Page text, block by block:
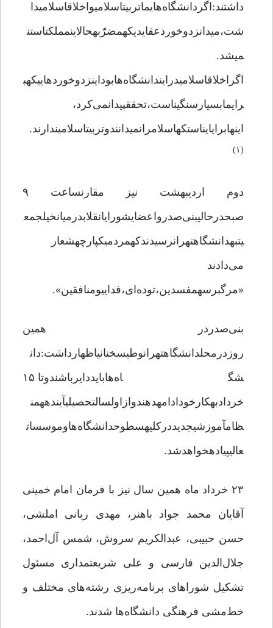
داشتند:اگردانشگاه‌هایماتربیتاسلامیواخلاقاسلامیدا
شت،میدانزدوخوردعقایدیکهمضرّبهحالاینمملکتاستن
می‎شد.
اگراخلاقاسلامیدرایندانشگاه‌هابوداینزدوخوردهاییکهب
رایمابسیارسنگیناست،تحققپیدانمی‌کرد،
اینهابرایایناستکهاسلامرانمی‎دانندوتربیتاسلامیندارند.
(۱)
دوم اردیبهشت نیز مقارنساعت ۹
صبحدرحالیبنی‌صدرواعضایشورایانقلابدرمیانخیلجمع
یتبهدانشگاهتهرانرسیدندکهمردمیکپارچهشعار
می‌دادند
«مرگبرسهمفسدین،توده‌ای،فداییومنافقین».
بنی‌صدردر همین
روزدرمحلدانشگاهتهرانوطیسخنانیاظهارداشت:دان
شگاه‌هابایددایرباشندوتا ۱۵
خردادبهکارخودادامهدهندوازاولسالتحصیلیآیندههمن
ظامآموزشیجدیددرکلیهسطوحدانشگاه‌هاوموسسات
عالیپیادهخواهدشد.
۲۳ خرداد ماه همین سال نیز با فرمان امام خمینی
آقایان محمد جواد باهنر، مهدی ربانی املشی،
حسن حبیبی، عبدالکریم سروش، شمس آل‌احمد،
جلال‌الدین فارسی و علی شریعتمداری مسئول
تشکیل شوراهای برنامه‌ریزی رشته‌های مختلف و
خط‌مشی فرهنگی دانشگاه‌ها شدند.